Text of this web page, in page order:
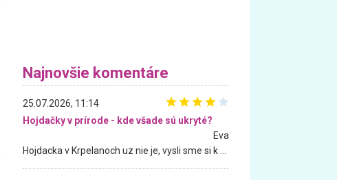
Najnovšie komentáre
25.07.2026, 11:14
Hojdačky v prírode - kde všade sú ukryté?
Eva